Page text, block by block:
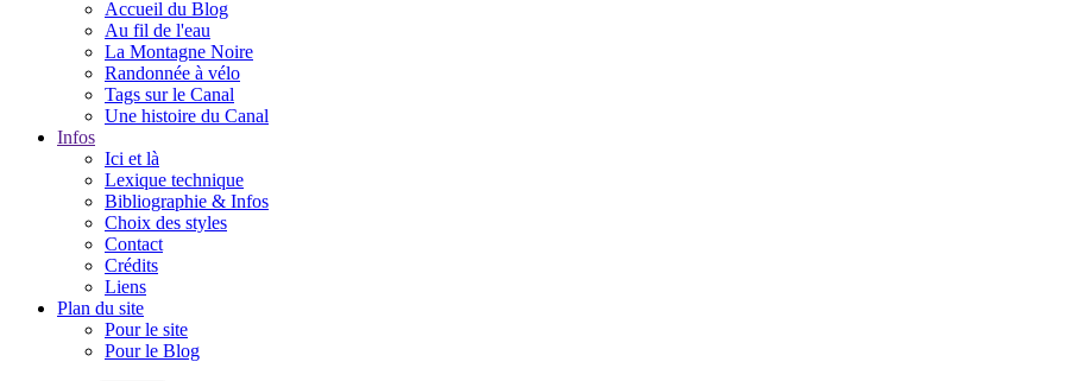
Accueil du Blog
Au fil de l'eau
La Montagne Noire
Randonnée à vélo
Tags sur le Canal
Une histoire du Canal
Infos
Ici et là
Lexique technique
Bibliographie & Infos
Choix des styles
Contact
Crédits
Liens
Plan du site
Pour le site
Pour le Blog